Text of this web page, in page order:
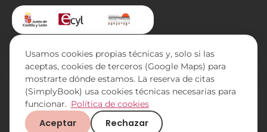
© 2026 Gafasvan S.L. · CIF B44902286 · Calle El Salvador, 4
— 47680 Mayorga (Valladolid) ·Financiado con Fondos
Europeos
Usamos cookies propias técnicas y, solo si las
aceptas, cookies de terceros (Google Maps) para
mostrarte dónde estamos. La reserva de citas
(SimplyBook) usa cookies técnicas necesarias para
funcionar. Política de cookies
Aceptar Rechazar